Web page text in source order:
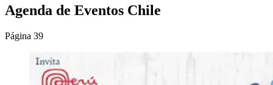
Agenda de Eventos Chile
Página 39